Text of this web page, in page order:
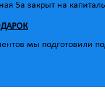
5а закрыт на
мы подготовили